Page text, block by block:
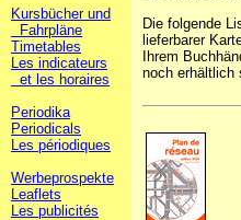
Kursbücher und
Fahrpläne
Timetables
Les indicateurs
et les horaires
Periodika
Periodicals
Les périodiques
Werbeprospekte
Leaflets
Les publicités
Die folgende
lieferbarer
Ihrem
noch erhältlich